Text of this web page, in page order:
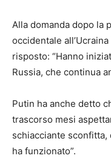
Alla domanda dopo la
occidentale
risposto: “Hanno
Russia, che continua
Putin ha anche detto
trascorso mesi
schiacciante sconfitta,
ha funzionato”.